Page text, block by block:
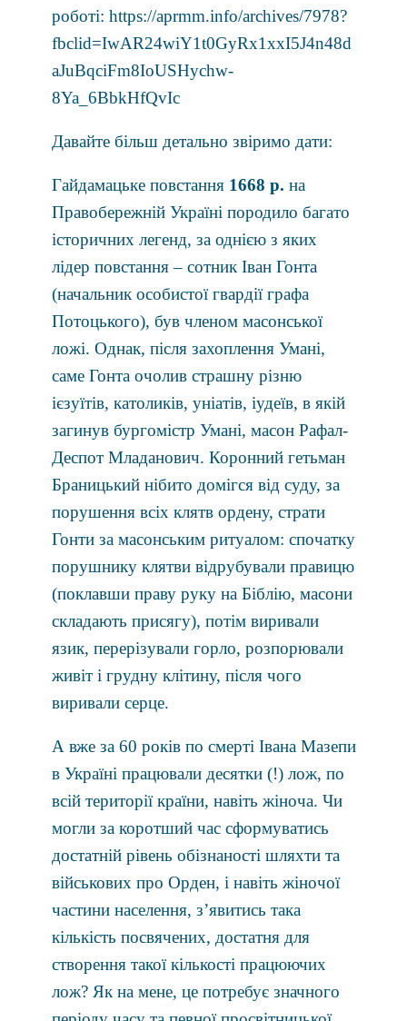
роботі: https://aprmm.info/archives/7978?
fbclid=IwAR24wiY1t0GyRx1xxI5J4n48d
aJuBqciFm8IoUSHychw-
8Ya_6BbkHfQvIc
Давайте більш детально звіримо дати:
Гайдамацьке повстання 1668 р. на
Правобережнiй Українi породило багато
iсторичних легенд, за однiєю з яких
лiдер повстання – сотник Iван Гонта
(начальник особистої гвардiї графа
Потоцького), був членом масонської
ложi. Однак, пiсля захоплення Уманi,
саме Гонта очолив страшну рiзню
ієзуїтiв, католикiв, унiатiв, iудеїв, в якiй
загинув бургомiстр Уманi, масон Рафал-
Деспот Младанович. Коронний гетьман
Браницький нiбито домiгся вiд суду, за
порушення всiх клятв ордену, страти
Гонти за масонським ритуалом: спочатку
порушнику клятви вiдрубували правицю
(поклавши праву руку на Бiблiю, масони
складають присягу), потiм виривали
язик, перерiзували горло, розпорювали
живiт i грудну клiтину, пiсля чого
виривали серце.
А вже за 60 років по смерті Івана Мазепи
в Україні працювали десятки (!) лож, по
всій території країни, навіть жіноча. Чи
могли за коротший час сформуватись
достатній рівень обізнаності шляхти та
військових про Орден, і навіть жіночої
частини населення, з’явитись така
кількість посвячених, достатня для
створення такої кількості працюючих
лож? Як на мене, це потребує значного